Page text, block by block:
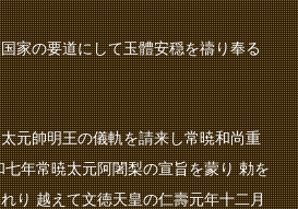
家の要道にして玉體安穏を禱り奉る
元帥明王の儀軌を請来し常暁和尚重
年常暁太元阿闍梨の宣旨を蒙り 勅を
り 越えて文徳天皇の仁壽元年十二月